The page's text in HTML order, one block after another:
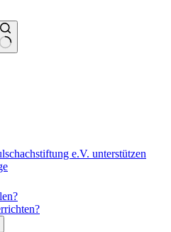
e.V. unterstützen